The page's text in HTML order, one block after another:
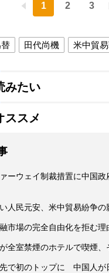
1 2 3
田代尚機 米中貿
みたい
ススメ
ーウェイ制裁措置に中国政
人民元安、米中貿易紛争の
市場の完全自由化を拒む理
全室禁煙のホテルで喫煙、
で初のトップに 中国人が